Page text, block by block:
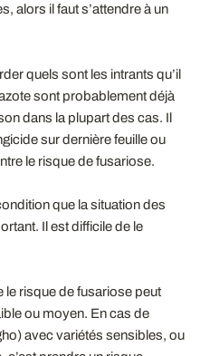
alors il faut s’attendre à un
quels sont les intrants qu’il
sont probablement déjà
dans la plupart des cas. Il
sur dernière feuille ou
le risque de fusariose.
que la situation des
Il est difficile de le
le risque de fusariose peut
ou moyen. En cas de
avec variétés sensibles, ou